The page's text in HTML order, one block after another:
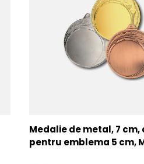
Medalie de metal, 7 cm,
pentru emblema 5 cm,